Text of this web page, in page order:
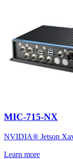
MIC-715-NX
NVIDIA® Jetson
Learn more